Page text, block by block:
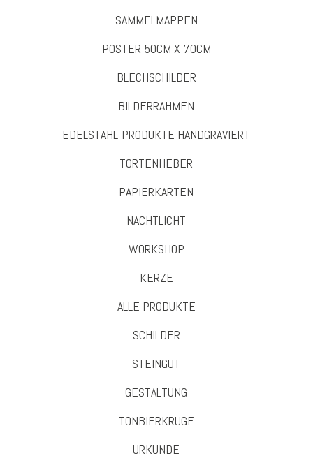
SAMMELMAPPEN
POSTER 50CM X 70CM
BLECHSCHILDER
BILDERRAHMEN
EDELSTAHL-PRODUKTE HANDGRAVIERT
TORTENHEBER
PAPIERKARTEN
NACHTLICHT
WORKSHOP
KERZE
ALLE PRODUKTE
SCHILDER
STEINGUT
GESTALTUNG
TONBIERKRÜGE
URKUNDE